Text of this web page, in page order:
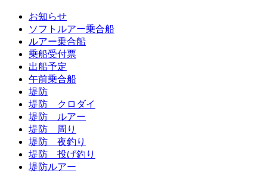
お知らせ
ソフトルアー乗合船
ルアー乗合船
乗船受付票
出船予定
午前乗合船
堤防
堤防 クロダイ
堤防 ルアー
堤防 周り
堤防 夜釣り
堤防 投げ釣り
堤防ルアー